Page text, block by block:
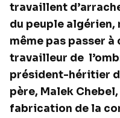
travaillent
du peuple algérien,
même pas passer à
travailleur de
président-héritier
père, Malek
fabrication de la